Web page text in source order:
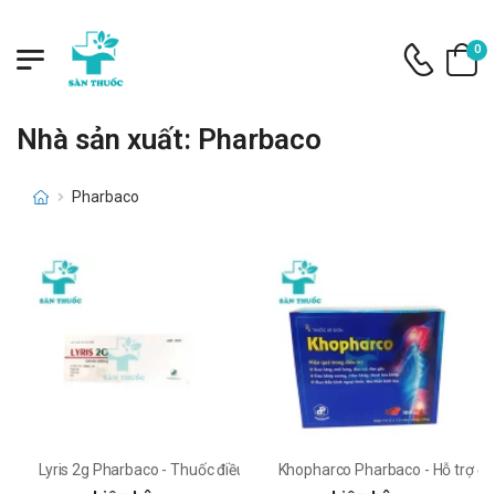
0
Nhà sản xuất: Pharbaco
Pharbaco
Lyris 2g Pharbaco - Thuốc điều trị nhiễm khuẩn nặng
Khopharco Pharbaco - Hỗ trợ